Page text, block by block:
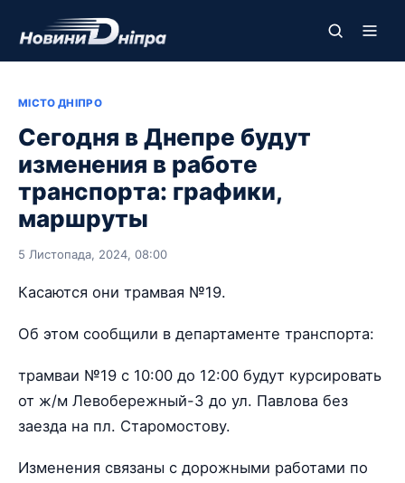
МІСТО ДНІПРО
Сегодня в Днепре будут
изменения в работе
транспорта: графики,
маршруты
5 Листопада, 2024, 08:00
Касаются они трамвая №19.
Об этом сообщили в департаменте транспорта:
трамваи №19 с 10:00 до 12:00 будут курсировать
от ж/м Левобережный-3 до ул. Павлова без
заезда на пл. Старомостову.
Изменения связаны с дорожными работами по